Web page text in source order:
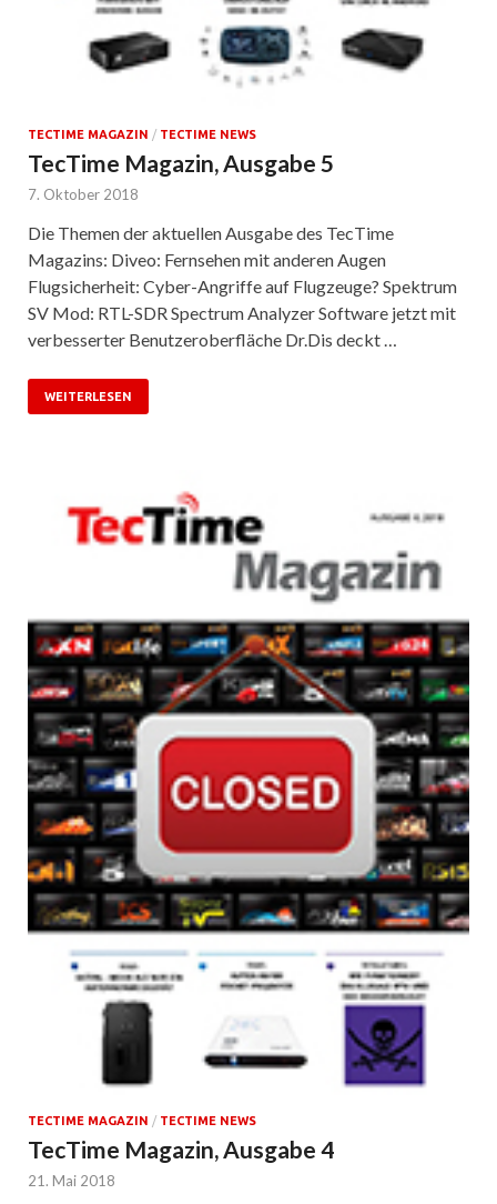
TECTIME MAGAZIN / TECTIME NEWS
TecTime Magazin, Ausgabe 5
7. Oktober 2018
Die Themen der aktuellen Ausgabe des TecTime
Magazins: Diveo: Fernsehen mit anderen Augen
Flugsicherheit: Cyber-Angriffe auf Flugzeuge? Spektrum
SV Mod: RTL-SDR Spectrum Analyzer Software jetzt mit
verbesserter Benutzeroberfläche Dr.Dis deckt …
WEITERLESEN
TECTIME MAGAZIN / TECTIME NEWS
TecTime Magazin, Ausgabe 4
21. Mai 2018